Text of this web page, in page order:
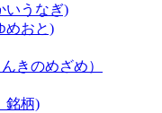
いうなぎ)
おと)
きのめざめ）
銘柄)